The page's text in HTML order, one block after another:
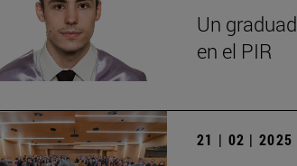
Un
en el PIR
21 | 02 | 2025